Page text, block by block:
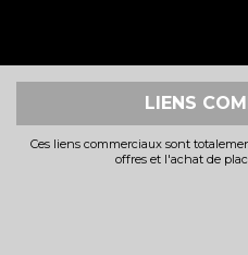
LIENS
Ces liens commerciaux sont
offres et l'achat de